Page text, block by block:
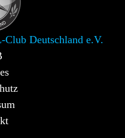
Club Deutschland e.V.